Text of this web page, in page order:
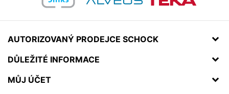
AUTORIZOVANÝ PRODEJCE SCHOCK
DŮLEŽITÉ INFORMACE
MŮJ ÚČET